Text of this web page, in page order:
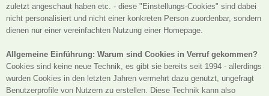
zuletzt angeschaut haben etc. - diese "Einstellungs-Cookies" sind dabei
nicht personalisiert und nicht einer konkreten Person zuordenbar, sondern
dienen nur einer vereinfachten Nutzung einer Homepage.
Allgemeine Einführung: Warum sind Cookies in Verruf gekommen?
Cookies sind keine neue Technik, es gibt sie bereits seit 1994 - allerdings
wurden Cookies in den letzten Jahren vermehrt dazu genutzt, ungefragt
Benutzerprofile von Nutzern zu erstellen. Diese Technik kann also